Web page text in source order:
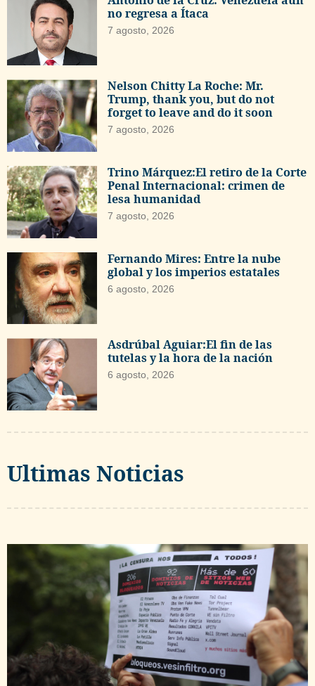
no regresa a Ítaca
7 agosto, 2026
Nelson Chitty La Roche: Mr.
Trump, thank you, but do not
forget to leave and do it soon
7 agosto, 2026
Trino Márquez:El retiro de la Corte
Penal Internacional: crimen de
lesa humanidad
7 agosto, 2026
Fernando Mires: Entre la nube
global y los imperios estatales
6 agosto, 2026
Asdrúbal Aguiar:El fin de las
tutelas y la hora de la nación
6 agosto, 2026
Ultimas Noticias